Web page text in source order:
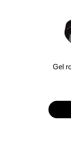
Gel